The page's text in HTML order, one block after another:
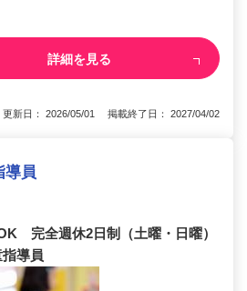
詳細を見る
更新日： 2026/05/01 掲載終了日： 2027/04/02
導員
完全週休2日制（土曜・日曜）
導員